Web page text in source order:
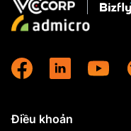
Điều khoản